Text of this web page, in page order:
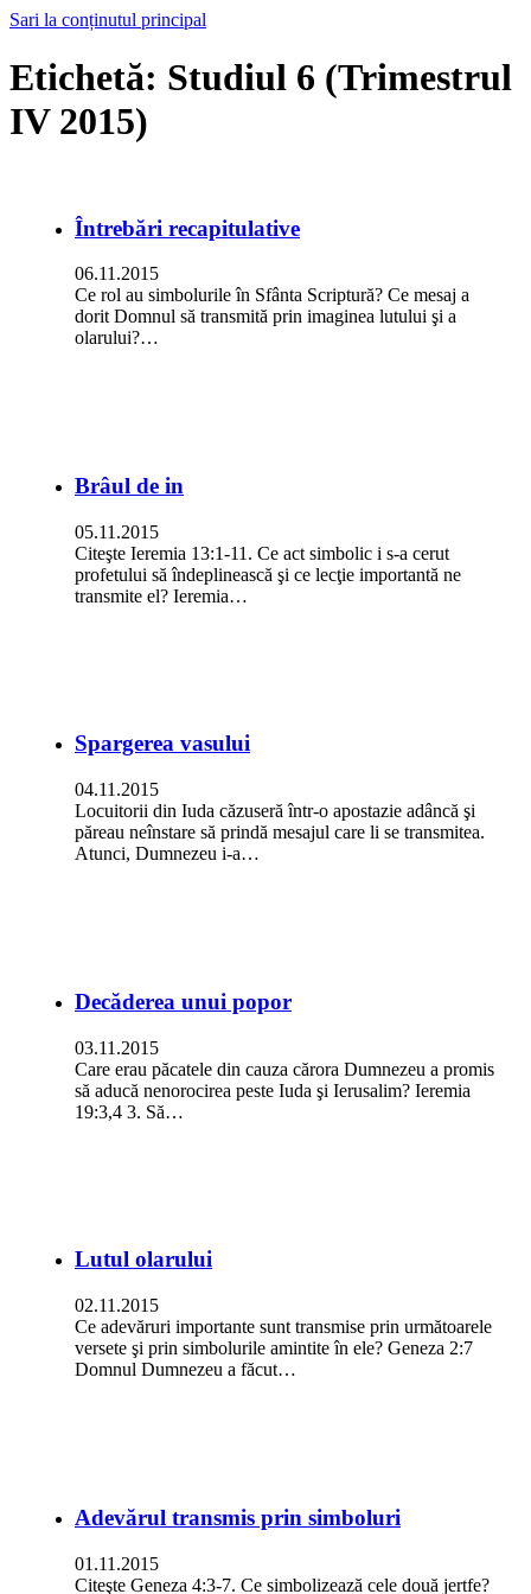
Sari la conținutul principal
Etichetă: Studiul 6 (Trimestrul
IV 2015)
Întrebări recapitulative
06.11.2015
Ce rol au simbolurile în Sfânta Scriptură? Ce mesaj a
dorit Domnul să transmită prin imaginea lutului şi a
olarului?…
Brâul de in
05.11.2015
Citeşte Ieremia 13:1-11. Ce act simbolic i s-a cerut
profetului să îndeplinească şi ce lecţie importantă ne
transmite el? Ieremia…
Spargerea vasului
04.11.2015
Locuitorii din Iuda căzuseră într-o apostazie adâncă şi
păreau neînstare să prindă mesajul care li se transmitea.
Atunci, Dumnezeu i-a…
Decăderea unui popor
03.11.2015
Care erau păcatele din cauza cărora Dumnezeu a promis
să aducă nenorocirea peste Iuda şi Ierusalim? Ieremia
19:3,4 3. Să…
Lutul olarului
02.11.2015
Ce adevăruri importante sunt transmise prin următoarele
versete şi prin simbolurile amintite în ele? Geneza 2:7
Domnul Dumnezeu a făcut…
Adevărul transmis prin simboluri
01.11.2015
Citeşte Geneza 4:3-7. Ce simbolizează cele două jertfe?